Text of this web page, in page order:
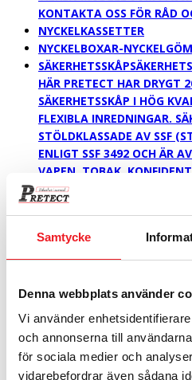
Samtycke
Denna webbplats använder
Vi använder
och annonserna till
för sociala medier och
vidarebefordrar även sådana
KONTAKTA OSS FÖR RÅD
NYCKELKASSETTER
NYCKELBOXAR-
SÄKERHETSSKÅP
HÄR PRETECT HAR DRYGT
SÄKERHETSSKÅP I HÖG
FLEXIBLA INREDNINGAR.
STÖLDKLASSADE AV SSF
ENLIGT SSF 3492 OCH ÄR
VAPEN, TOBAK,
BÄRBARA DATORER,
SÄKERHETSSKÅPEN ÄR
DYRKFRITT NYCKELLÅS
KODLÅS. SKÅP SOM
DITT SÄKERHETSSKÅP PÅ
LÅSBARA FACK OCH
NYCKELINREDNINGAR
LAPTOPINSATSER,
M.M. MED VÅR EFFELTIVA